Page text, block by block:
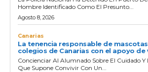
Hombre Identificado Como El Presunto...
Agosto 8, 2026
Canarias
La tenencia responsable de
colegios de Canarias con el apoyo de
Concienciar Al Alumnado Sobre El Cuidado Y
Que Supone Convivir Con Un...